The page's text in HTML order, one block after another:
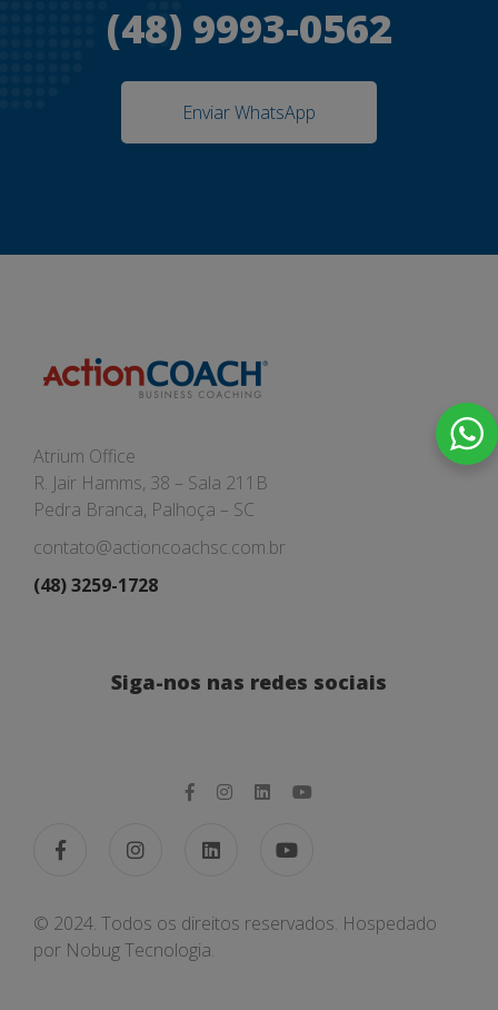
(48) 9993-0562
Enviar WhatsApp
Atrium Office
R. Jair Hamms, 38 – Sala 211B
Pedra Branca, Palhoça – SC
contato@actioncoachsc.com.br
(48) 3259-1728
Siga-nos nas redes sociais
© 2024. Todos os direitos reservados. Hospedado
por Nobug Tecnologia.